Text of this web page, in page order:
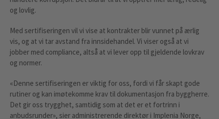
og lovlig.
Med sertifiseringen vil vi vise at kontrakter blir vunnet på ærlig
vis, og at vi tar avstand fra innsidehandel. Vi viser også at vi
jobber med compliance, altså at vi lever opp til gjeldende lovkrav
og normer.
«Denne sertifiseringen er viktig for oss, fordi vi får skapt gode
rutiner og kan imøtekomme krav til dokumentasjon fra byggherre.
Det gir oss trygghet, samtidig som at det er et fortrinn i
anbudsrunder», sier administrerende direktør i Implenia Norge,